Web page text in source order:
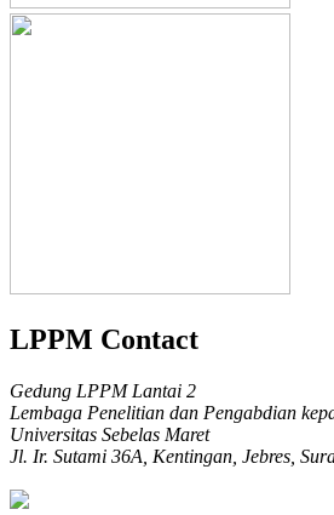
LPPM Contact
Gedung LPPM Lantai 2
Lembaga Penelitian dan Pengabdian
Universitas Sebelas Maret
Jl. Ir. Sutami 36A, Kentingan, Jebres,